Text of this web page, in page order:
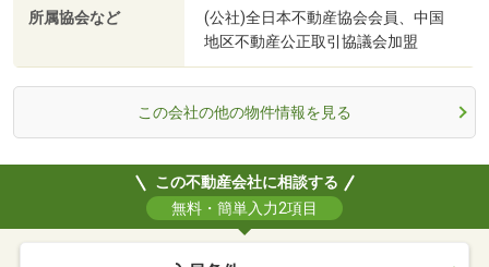
所属協会など
(公社)全日本不動産協会会員、中国
地区不動産公正取引協議会加盟
この会社の他の物件情報を見る
この不動産会社に相談する
無料・簡単入力2項目